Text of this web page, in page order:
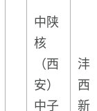
中陕
核
（西
安）
中子
沣
西
新